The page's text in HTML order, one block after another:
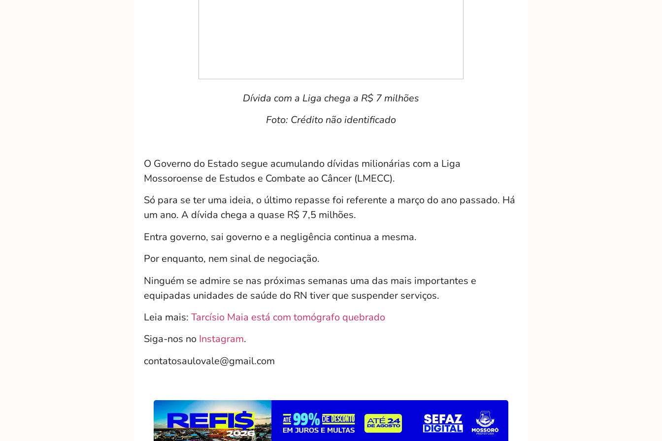
Dívida com a Liga chega a R$ 7 milhões
Foto: Crédito não identificado
O Governo do Estado segue acumulando dívidas milionárias com a Liga
Mossoroense de Estudos e Combate ao Câncer (LMECC).
Só para se ter uma ideia, o último repasse foi referente a março do ano passado. Há
um ano. A dívida chega a quase R$ 7,5 milhões.
Entra governo, sai governo e a negligência continua a mesma.
Por enquanto, nem sinal de negociação.
Ninguém se admire se nas próximas semanas uma das mais importantes e
equipadas unidades de saúde do RN tiver que suspender serviços.
Leia mais: Tarcísio Maia está com tomógrafo quebrado
Siga-nos no Instagram.
contatosaulovale@gmail.com